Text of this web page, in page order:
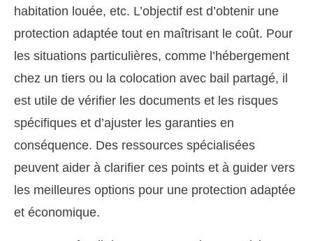
habitation louée, etc. L’objectif est d’obtenir une
protection adaptée tout en maîtrisant le coût. Pour
les situations particulières, comme l’hébergement
chez un tiers ou la colocation avec bail partagé, il
est utile de vérifier les documents et les risques
spécifiques et d’ajuster les garanties en
conséquence. Des ressources spécialisées
peuvent aider à clarifier ces points et à guider vers
les meilleures options pour une protection adaptée
et économique.